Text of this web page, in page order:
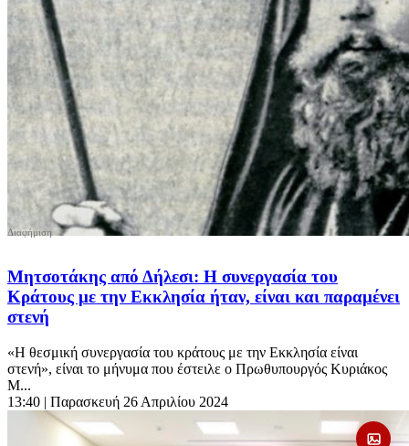
Μητσοτάκης από Δήλεσι: Η συνεργασία του
Κράτους με την Εκκλησία ήταν, είναι και παραμένει
στενή
«Η θεσμική συνεργασία του κράτους με την Εκκλησία είναι
στενή», είναι το μήνυμα που έστειλε ο Πρωθυπουργός Κυριάκος
Μ...
13:40 | Παρασκευή 26 Απριλίου 2024